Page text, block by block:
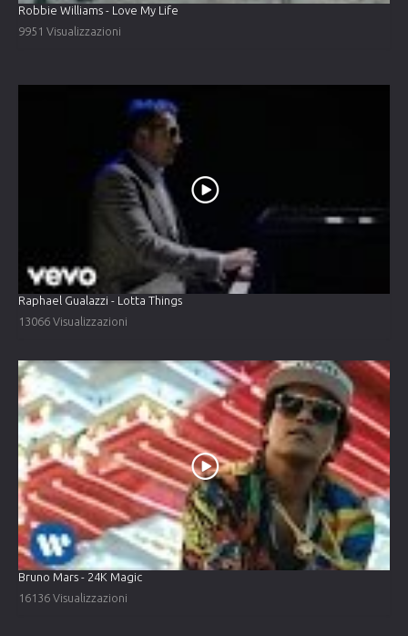
Robbie Williams - Love My Life
9951 Visualizzazioni
Raphael Gualazzi - Lotta Things
13066 Visualizzazioni
Bruno Mars - 24K Magic
16136 Visualizzazioni